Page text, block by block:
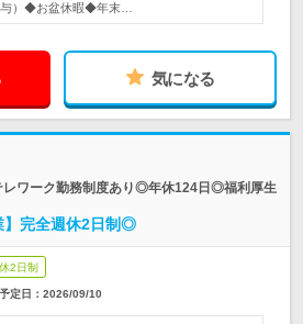
与）◆お盆休暇◆年末…
気になる
レワーク勤務制度あり◎年休124日◎福利厚生
】完全週休2日制◎
2日制
定日： 2026/09/10